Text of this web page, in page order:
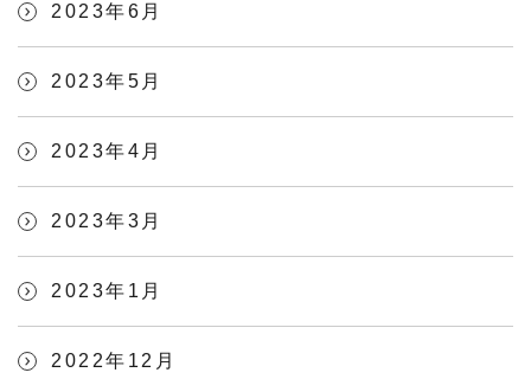
2023年6月
2023年5月
2023年4月
2023年3月
2023年1月
2022年12月